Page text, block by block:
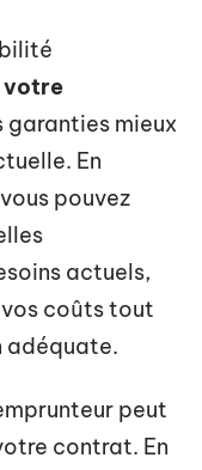
votre
garanties mieux
En
pouvez
actuels,
coûts tout
adéquate.
peut
contrat. En